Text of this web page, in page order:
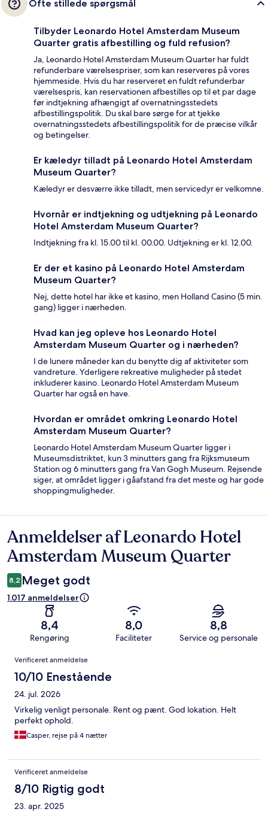
Ofte stillede spørgsmål
Tilbyder Leonardo Hotel Amsterdam Museum
Quarter gratis afbestilling og fuld refusion?
Ja, Leonardo Hotel Amsterdam Museum Quarter har fuldt
refunderbare værelsespriser, som kan reserveres på vores
hjemmeside. Hvis du har reserveret en fuldt refunderbar
værelsespris, kan reservationen afbestilles op til et par dage
før indtjekning afhængigt af overnatningsstedets
afbestillingspolitik. Du skal bare sørge for at tjekke
overnatningsstedets afbestillingspolitik for de præcise vilkår
og betingelser.
Er kæledyr tilladt på Leonardo Hotel Amsterdam
Museum Quarter?
Kæledyr er desværre ikke tilladt, men servicedyr er velkomne.
Hvornår er indtjekning og udtjekning på Leonardo
Hotel Amsterdam Museum Quarter?
Indtjekning fra kl. 15.00 til kl. 00.00. Udtjekning er kl. 12.00.
Er der et kasino på Leonardo Hotel Amsterdam
Museum Quarter?
Nej, dette hotel har ikke et kasino, men Holland Casino (5 min.
gang) ligger i nærheden.
Hvad kan jeg opleve hos Leonardo Hotel
Amsterdam Museum Quarter og i nærheden?
I de lunere måneder kan du benytte dig af aktiviteter som
vandreture. Yderligere rekreative muligheder på stedet
inkluderer kasino. Leonardo Hotel Amsterdam Museum
Quarter har også en have.
Hvordan er området omkring Leonardo Hotel
Amsterdam Museum Quarter?
Leonardo Hotel Amsterdam Museum Quarter ligger i
Museumsdistriktet, kun 3 minutters gang fra Rijksmuseum
Station og 6 minutters gang fra Van Gogh Museum. Rejsende
siger, at området ligger i gåafstand fra det meste og har gode
shoppingmuligheder.
Anmeldelser
Anmeldelser af Leonardo Hotel
Amsterdam Museum Quarter
8,2 Meget godt
1.017 anmeldelser
8,4
Rengøring
8,0
Faciliteter
8,8
Service og personale
Anmeldelser
Verificeret anmeldelse
10/10 Enestående
24. jul. 2026
Virkelig venligt personale. Rent og pænt. God lokation. Helt
perfekt ophold.
Casper, rejse på 4 nætter
Verificeret anmeldelse
8/10 Rigtig godt
23. apr. 2025